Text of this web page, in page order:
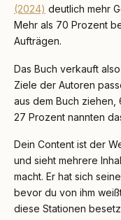
(2024) deutlich mehr
Mehr als 70 Prozent
Aufträgen.
Das Buch verkauft
Ziele der Autoren
aus dem Buch ziehen,
27 Prozent nannten
Dein Content ist der
und sieht mehrere
macht. Er hat sich
bevor du von ihm
diese Stationen